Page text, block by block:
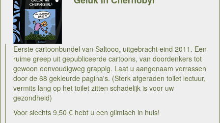
Eerste cartoonbundel van Saltooo, uitgebracht eind 2011. Een
ruime greep uit gepubliceerde cartoons, van doordenkers tot
gewoon eenvoudigweg grappig. Laat u aangenaam verrassen
door de 68 gekleurde pagina's. (Sterk afgeraden toilet lectuur,
vermits lang op het toilet zitten schadelijk is voor uw
gezondheid)
Voor slechts 9,50 € hebt u een glimlach in huis!